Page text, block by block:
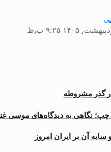
گذر مشروطه
نگاهی به دیدگاه‌های موسی
آن بر ایران امروز